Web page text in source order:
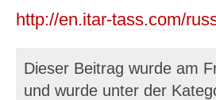
http://en.itar-tass.com/
Dieser Beitrag wurde am
und wurde unter der